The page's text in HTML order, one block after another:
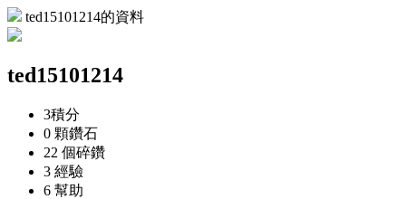
ted15101214的資料
ted15101214
3積分
0 顆鑽石
22 個碎鑽
3 經驗
6 幫助